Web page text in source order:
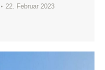
22. Februar 2023